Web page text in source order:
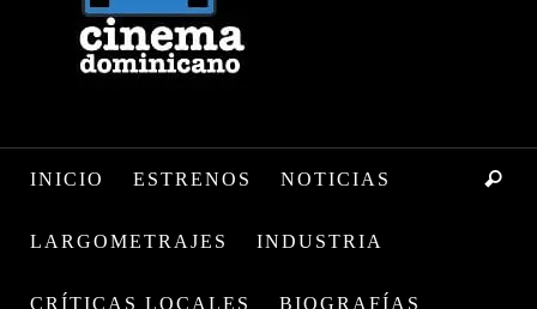
INICIO ESTRENOS NOTICIAS
LARGOMETRAJES INDUSTRIA
CRÍTICAS LOCALES BIOGRAFÍAS